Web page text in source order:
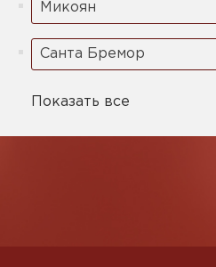
Микоян
Санта Бремор
Показать все